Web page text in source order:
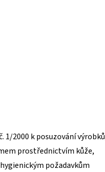
2000 k posuzování
prostřednictvím kůže,
požadavkům